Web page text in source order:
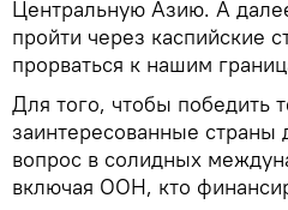
Центральную Азию. А
пройти через каспийские
прорваться к нашим
Для того, чтобы победить
заинтересованные страны
вопрос в солидных
включая ООН, кто